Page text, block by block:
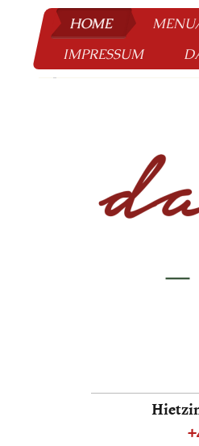
HOME
IMPRESSUM